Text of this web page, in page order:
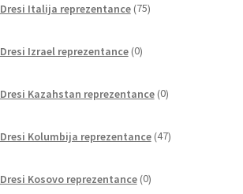
Dresi Italija reprezentance 75izdelkov
Dresi Izrael reprezentance 0izdelkov
Dresi Kazahstan reprezentance 0izdelkov
Dresi Kolumbija reprezentance 47izdelkov
Dresi Kosovo reprezentance 0izdelkov